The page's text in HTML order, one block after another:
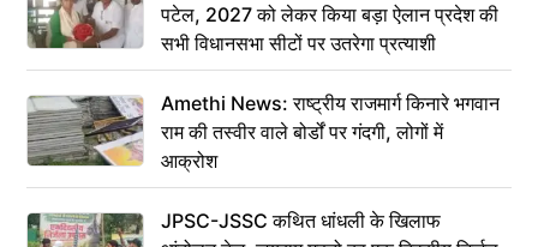
पटेल, 2027 को लेकर किया बड़ा ऐलान प्रदेश की
सभी विधानसभा सीटों पर उतरेगा प्रत्याशी
Amethi News: राष्ट्रीय राजमार्ग किनारे भगवान
राम की तस्वीर वाले बोर्डों पर गंदगी, लोगों में
आक्रोश
JPSC-JSSC कथित धांधली के खिलाफ